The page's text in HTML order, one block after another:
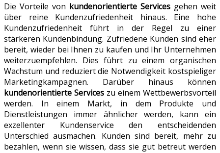
Die Vorteile von kundenorientierte Services gehen weit
über reine Kundenzufriedenheit hinaus. Eine hohe
Kundenzufriedenheit führt in der Regel zu einer
stärkeren Kundenbindung. Zufriedene Kunden sind eher
bereit, wieder bei Ihnen zu kaufen und Ihr Unternehmen
weiterzuempfehlen. Dies führt zu einem organischen
Wachstum und reduziert die Notwendigkeit kostspieliger
Marketingkampagnen. Darüber hinaus können
kundenorientierte Services zu einem Wettbewerbsvorteil
werden. In einem Markt, in dem Produkte und
Dienstleistungen immer ähnlicher werden, kann ein
exzellenter Kundenservice den entscheidenden
Unterschied ausmachen. Kunden sind bereit, mehr zu
bezahlen, wenn sie wissen, dass sie gut betreut werden